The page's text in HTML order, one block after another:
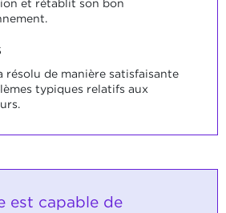
et rétablit son bon
résolu de manière satisfaisante
typiques relatifs aux
est capable de